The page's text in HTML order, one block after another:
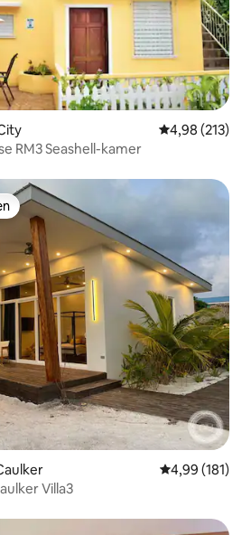
Gemiddelde
4,98 (213)
RM3 Seashell-kamer
Gemiddelde
4,99 (181)
Villa3